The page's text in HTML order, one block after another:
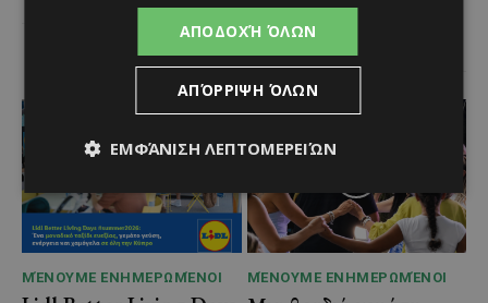
και με αυτό τον...
ΜΈΝΟΥΜΕ ΕΝΗΜΕΡΩΜΈΝΟΙ ΜΈΝΟΥΜΕ ΕΝΗΜΕΡΩΜΈΝΟΙ
ΑΠΟΔΟΧΉ ΌΛΩΝ
ΑΠΌΡΡΙΨΗ ΌΛΩΝ
ΕΜΦΆΝΙΣΗ ΛΕΠΤΟΜΕΡΕΙΏΝ